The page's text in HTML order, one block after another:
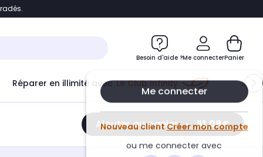
Accéder directement au chatbot
Besoin d'aide ?Me connecterPanier
Réparer en illimité avec Le Club Infinity
Ajouter au panier • 51,08€